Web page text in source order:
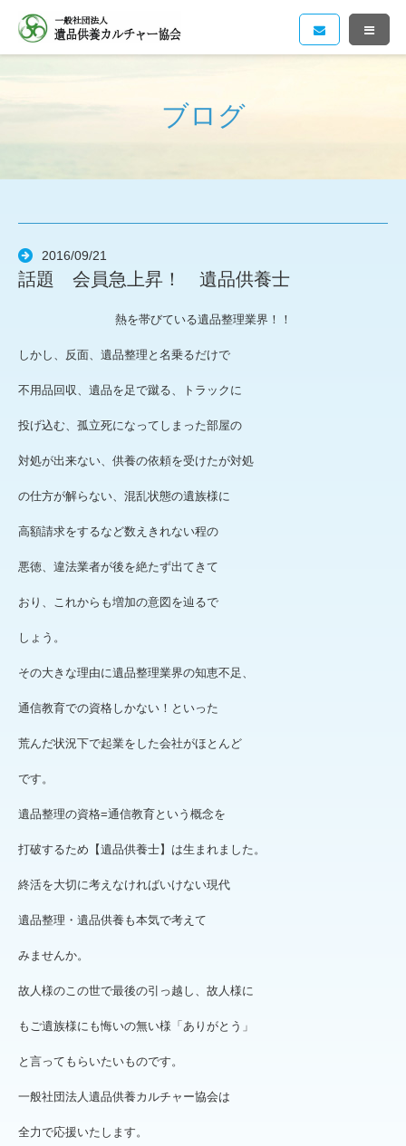
ブログ
2016/09/21
話題 会員急上昇！ 遺品供養士
熱を帯びている遺品整理業界！！
しかし、反面、遺品整理と名乗るだけで
不用品回収、遺品を足で蹴る、トラックに
投げ込む、孤立死になってしまった部屋の
対処が出来ない、供養の依頼を受けたが対処
の仕方が解らない、混乱状態の遺族様に
高額請求をするなど数えきれない程の
悪徳、違法業者が後を絶たず出てきて
おり、これからも増加の意図を辿るで
しょう。
その大きな理由に遺品整理業界の知恵不足、
通信教育での資格しかない！といった
荒んだ状況下で起業をした会社がほとんど
です。
遺品整理の資格=通信教育という概念を
打破するため【遺品供養士】は生まれました。
終活を大切に考えなければいけない現代
遺品整理・遺品供養も本気で考えて
みませんか。
故人様のこの世で最後の引っ越し、故人様に
もご遺族様にも悔いの無い様「ありがとう」
と言ってもらいたいものです。
一般社団法人遺品供養カルチャー協会は
全力で応援いたします。